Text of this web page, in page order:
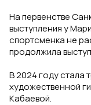
На первенстве
выступления у
спортсменка не
продолжила
В 2024 году стала
художественной
Кабаевой.